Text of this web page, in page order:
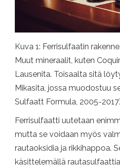
Kuva 1: Ferrisulfaatin rakenne.
Muut mineraalit, kuten
Lausenita. Toisaalta sitä
Mikasita, jossa muodostuu
Sulfaatt Formula, 2005-
Ferrisulfaatti uutetaan
mutta se voidaan myös
rautaoksidia ja rikkihappoa.
käsittelemällä